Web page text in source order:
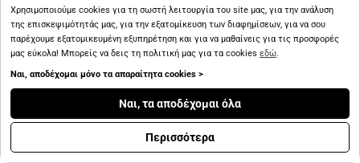
11.55€
Χρησιμοποιούμε cookies για τη σωστή λειτουργία του site μας, για την ανάλυση
της επισκεψιμότητάς μας, για την εξατομίκευση των διαφημίσεων, για να σου
παρέχουμε εξατομικευμένη εξυπηρέτηση και για να μαθαίνεις για τις προσφορές
μας εύκολα! Μπορείς να δεις τη πολιτική μας για τα cookies εδώ.
Ναι, αποδέχομαι μόνο τα απαραίτητα cookies >
Ναι, τα αποδέχομαι όλα
Περισσότερα